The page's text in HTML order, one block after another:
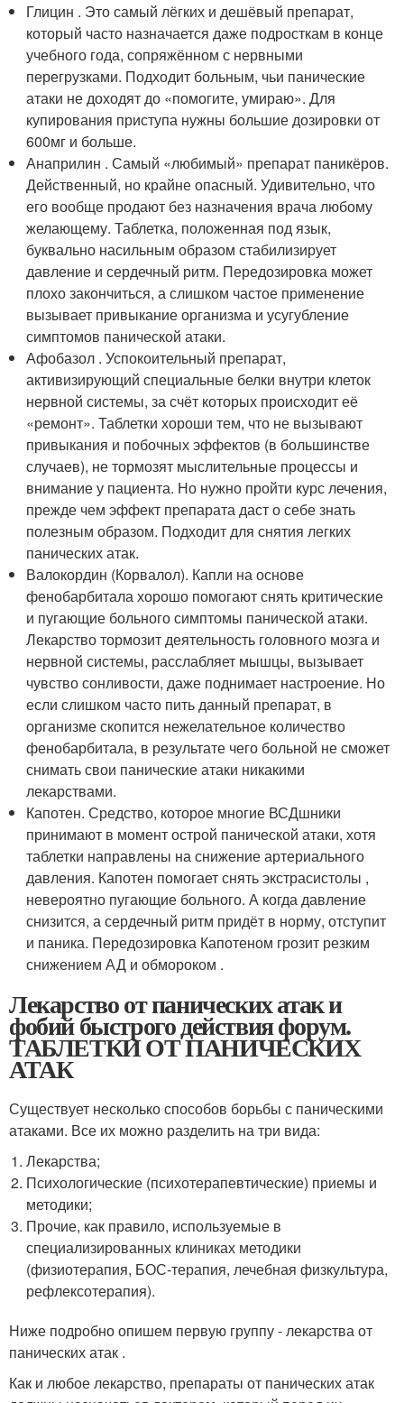
Глицин . Это самый лёгких и дешёвый препарат,
который часто назначается даже подросткам в конце
учебного года, сопряжённом с нервными
перегрузками. Подходит больным, чьи панические
атаки не доходят до «помогите, умираю». Для
купирования приступа нужны большие дозировки от
600мг и больше.
Анаприлин . Самый «любимый» препарат паникёров.
Действенный, но крайне опасный. Удивительно, что
его вообще продают без назначения врача любому
желающему. Таблетка, положенная под язык,
буквально насильным образом стабилизирует
давление и сердечный ритм. Передозировка может
плохо закончиться, а слишком частое применение
вызывает привыкание организма и усугубление
симптомов панической атаки.
Афобазол . Успокоительный препарат,
активизирующий специальные белки внутри клеток
нервной системы, за счёт которых происходит её
«ремонт». Таблетки хороши тем, что не вызывают
привыкания и побочных эффектов (в большинстве
случаев), не тормозят мыслительные процессы и
внимание у пациента. Но нужно пройти курс лечения,
прежде чем эффект препарата даст о себе знать
полезным образом. Подходит для снятия легких
панических атак.
Валокордин (Корвалол). Капли на основе
фенобарбитала хорошо помогают снять критические
и пугающие больного симптомы панической атаки.
Лекарство тормозит деятельность головного мозга и
нервной системы, расслабляет мышцы, вызывает
чувство сонливости, даже поднимает настроение. Но
если слишком часто пить данный препарат, в
организме скопится нежелательное количество
фенобарбитала, в результате чего больной не сможет
снимать свои панические атаки никакими
лекарствами.
Капотен. Средство, которое многие ВСДшники
принимают в момент острой панической атаки, хотя
таблетки направлены на снижение артериального
давления. Капотен помогает снять экстрасистолы ,
невероятно пугающие больного. А когда давление
снизится, а сердечный ритм придёт в норму, отступит
и паника. Передозировка Капотеном грозит резким
снижением АД и обмороком .
Лекарство от панических атак и
фобий быстрого действия форум.
ТАБЛЕТКИ ОТ ПАНИЧЕСКИХ
АТАК
Существует несколько способов борьбы с паническими
атаками. Все их можно разделить на три вида:
Лекарства;
Психологические (психотерапевтические) приемы и
методики;
Прочие, как правило, используемые в
специализированных клиниках методики
(физиотерапия, БОС-терапия, лечебная физкультура,
рефлексотерапия).
Ниже подробно опишем первую группу - лекарства от
панических атак .
Как и любое лекарство, препараты от панических атак